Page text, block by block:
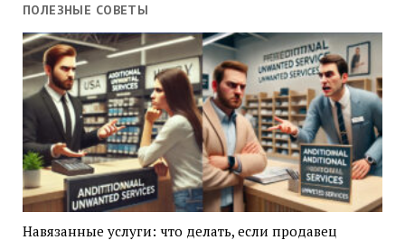
ПОЛЕЗНЫЕ СОВЕТЫ
Навязанные услуги: что делать, если продавец